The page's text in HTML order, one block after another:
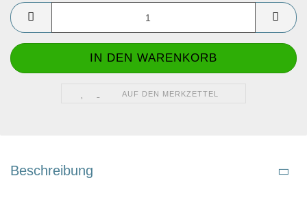
AUF DEN MERKZETTEL
Beschreibung